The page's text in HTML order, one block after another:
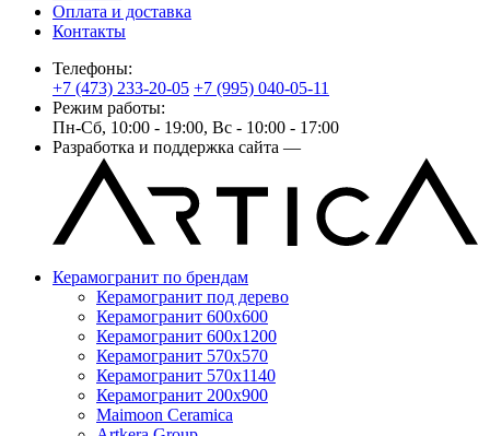
Оплата и доставка
Контакты
Телефоны:
+7 (473) 233-20-05 +7 (995) 040-05-11
Режим работы:
Пн-Сб, 10:00 - 19:00, Вс - 10:00 - 17:00
Разработка и поддержка сайта —
Керамогранит по брендам
Керамогранит под дерево
Керамогранит 600x600
Керамогранит 600x1200
Керамогранит 570x570
Керамогранит 570x1140
Керамогранит 200x900
Maimoon Ceramica